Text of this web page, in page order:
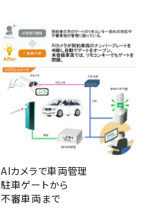
AIカメラで車両管理
駐車ゲートから
不審車両まで